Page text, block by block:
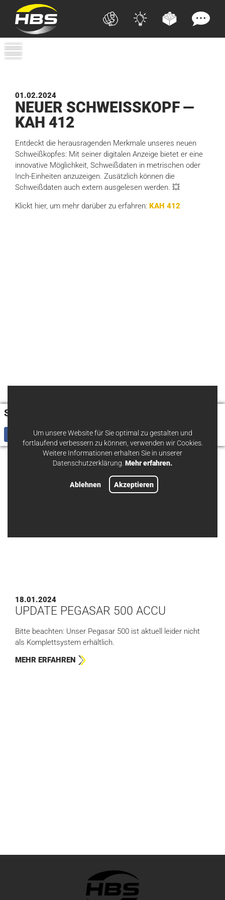
01.02.2024
NEUER SCHWEISSKOPF —
KAH 412
Entdeckt die herausragenden Merkmale unseres neuen
Schweißkopfes: Mit seiner digitalen Anzeige bietet er eine
innovative Möglichkeit, Schweißdaten in metrischen oder
Inch-Einheiten anzuzeigen. Zusätzlich können die
Schweißdaten auch extern ausgelesen werden. 💥
Klickt hier, um mehr darüber zu erfahren:KAH 412
Share
18.01.2024
UPDATE PEGASAR 500 ACCU
Bitte beachten: Unser Pegasar 500 ist aktuell leider nicht
als Komplettsystem erhältlich.
MEHR ERFAHREN
Um unsere Website für Sie optimal zu gestalten und
fortlaufend verbessern zu können, verwenden wir Cookies.
Weitere Informationen erhalten Sie in unserer
Datenschutzerklärung. Mehr erfahren.
Ablehnen Akzeptieren